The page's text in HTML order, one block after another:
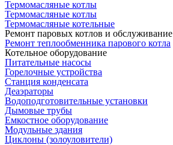
Термомасляные котлы
Термомасляные котлы
Термомасляные котельные
Ремонт паровых котлов и обслуживание
Ремонт теплообменника парового котла
Котельное оборудование
Питательные насосы
Горелочные устройства
Станция конденсата
Деаэраторы
Водоподготовительные установки
Дымовые трубы
Емкостное оборудование
Mодульные здания
Циклоны (золоуловители)